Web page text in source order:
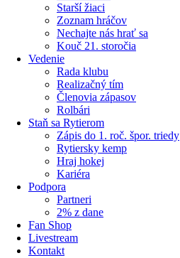
Starší žiaci
Zoznam hráčov
Nechajte nás hrať sa
Kouč 21. storočia
Vedenie
Rada klubu
Realizačný tím
Členovia zápasov
Rolbári
Staň sa Rytierom
Zápis do 1. roč. špor. triedy
Rytiersky kemp
Hraj hokej
Kariéra
Podpora
Partneri
2% z dane
Fan Shop
Livestream
Kontakt